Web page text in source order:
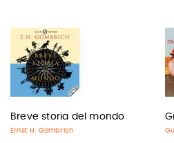
Breve storia del mondo
Ernst H. Gombrich